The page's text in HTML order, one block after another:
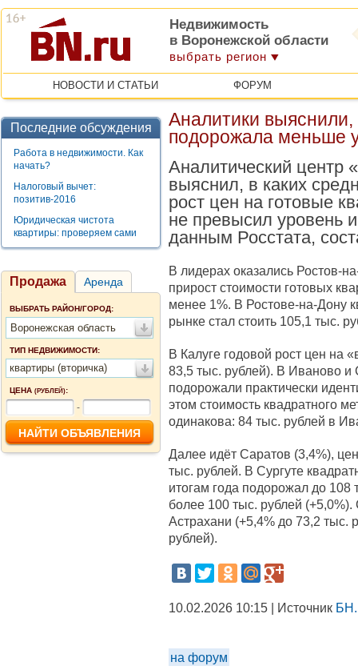
Недвижимость
в Воронежской области
выбрать регион
НОВОСТИ И СТАТЬИ ФОРУМ
Последние обсуждения
Работа в недвижимости. Как
начать?
Налоговый вычет:
позитив-2016
Юридическая чистота
квартиры: проверяем сами
Продажа Аренда
ВЫБРАТЬ РАЙОН/ГОРОД:
Воронежская область
ТИП НЕДВИЖИМОСТИ:
квартиры (вторичка)
ЦЕНА (РУБЛЕЙ):
-
Аналитики выяснили,
подорожала меньше
Аналитический центр
выяснил, в каких
рост цен на готовые
не превысил уровень
данным Росстата,
В лидерах оказались Ростов-
прирост стоимости готовых
менее 1%. В Ростове-на-Дону
рынке стал стоить 105,1 тыс.
В Калуге годовой рост цен на
83,5 тыс. рублей). В Иваново и
подорожали практически
этом стоимость квадратного
одинакова: 84 тыс. рублей в
Далее идёт Саратов (3,4%),
тыс. рублей. В Сургуте
итогам года подорожал до 108
более 100 тыс. рублей
Астрахани (+5,4% до 73,2 тыс.
рублей).
10.02.2026 10:15 | Источник
на форум